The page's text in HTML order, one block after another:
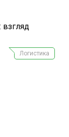
взгляд
Логистика